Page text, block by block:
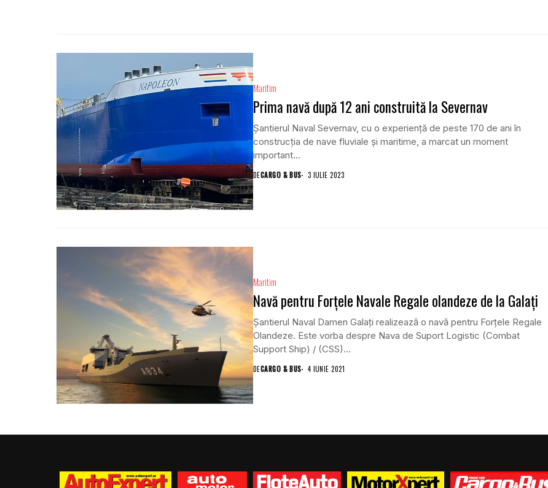
Maritim
Prima navă după 12 ani construită la Severnav
Șantierul Naval Severnav, cu o experiență de peste 170 de ani în
construcția de nave fluviale și maritime, a marcat un moment
important...
DECARGO & BUS 3 IULIE 2023
Maritim
Navă pentru Forţele Navale Regale olandeze de la Galați
Şantierul Naval Damen Galaţi realizează o navă pentru Forțele Regale
Olandeze. Este vorba despre Nava de Suport Logistic (Combat
Support Ship) / (CSS)...
DECARGO & BUS 4 IUNIE 2021